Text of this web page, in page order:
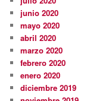
junio 2020
mayo 2020
abril 2020
marzo 2020
febrero 2020
enero 2020
diciembre 2019